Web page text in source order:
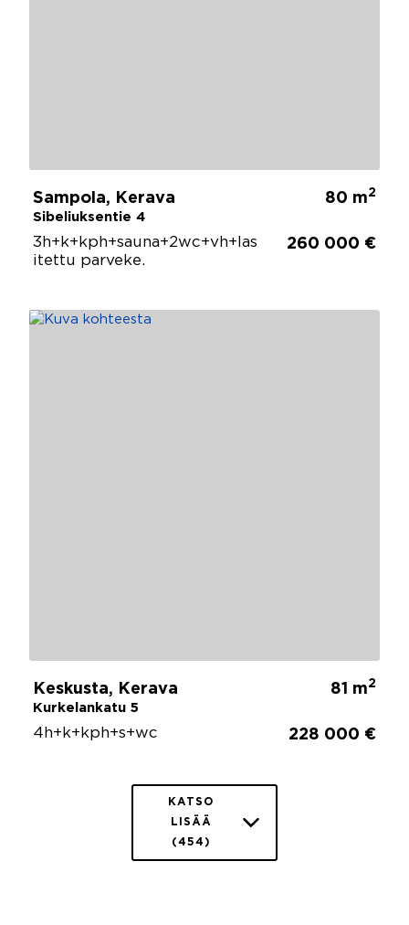
Sampola, Kerava
Sibeliuksentie 4
80 m2
3h+k+kph+sauna+2wc+vh+las
itettu parveke.
260 000 €
Keskusta, Kerava
Kurkelankatu 5
81 m2
4h+k+kph+s+wc 228 000 €
KATSO
LISÄÄ
(454)